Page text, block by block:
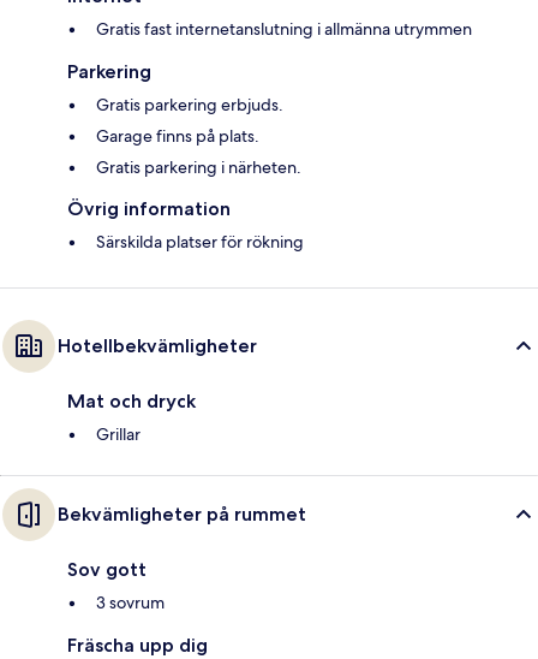
Gratis fast internetanslutning i allmänna utrymmen
Parkering
Gratis parkering erbjuds.
Garage finns på plats.
Gratis parkering i närheten.
Övrig information
Särskilda platser för rökning
Hotellbekvämligheter
Mat och dryck
Grillar
Bekvämligheter på rummet
Sov gott
3 sovrum
Fräscha upp dig